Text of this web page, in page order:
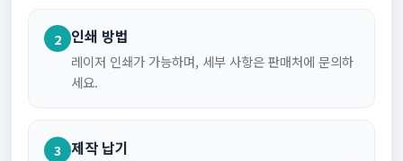
2 인쇄 방법
레이저 인쇄가 가능하며, 세부 사항은 판매처에 문의하
세요.
3 제작 납기